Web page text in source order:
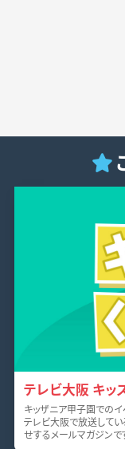
テレビ大阪 キッ
キッザニア甲子園でのイ
テレビ大阪で放送して
せするメールマガジンで